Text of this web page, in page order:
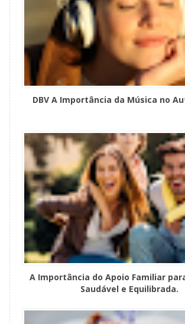
DBV A Importância da Música no
A Importância do Apoio Familiar
Saudável e Equilibrada.